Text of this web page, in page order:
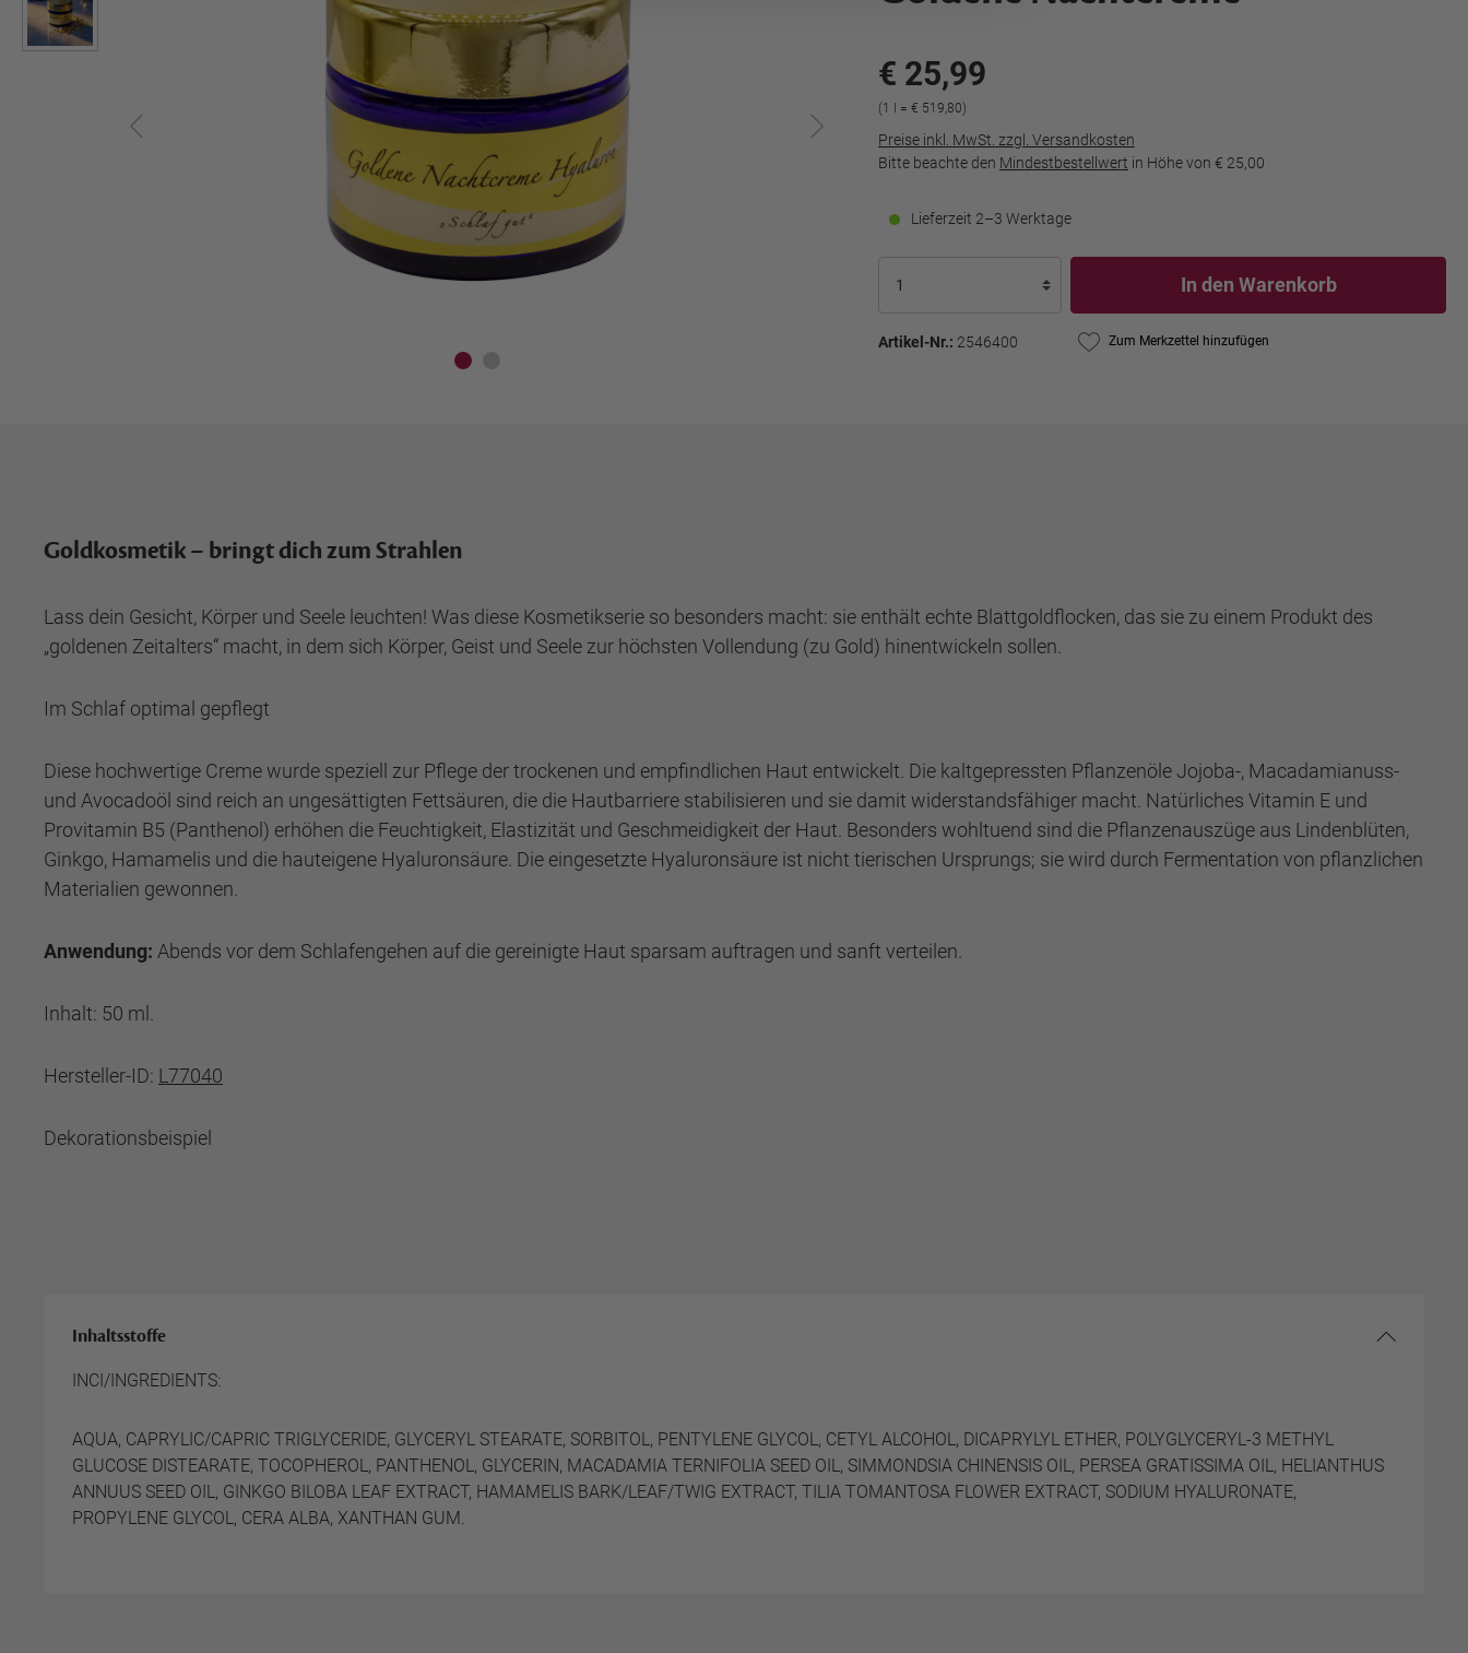
€ 25,99
(1 l = € 519,80)
Preise inkl. MwSt. zzgl. Versandkosten
Bitte beachte den Mindestbestellwert in Höhe von € 25,00
Lieferzeit 2–3 Werktage
In den Warenkorb
Artikel-Nr.: 2546400 Zum Merkzettel hinzufügen
Goldkosmetik – bringt dich zum Strahlen
Lass dein Gesicht, Körper und Seele leuchten! Was diese Kosmetikserie so besonders macht: sie enthält echte Blattgoldflocken, das sie zu einem Produkt des
„goldenen Zeitalters“ macht, in dem sich Körper, Geist und Seele zur höchsten Vollendung (zu Gold) hinentwickeln sollen.
Im Schlaf optimal gepflegt
Diese hochwertige Creme wurde speziell zur Pflege der trockenen und empfindlichen Haut entwickelt. Die kaltgepressten Pflanzenöle Jojoba-, Macadamianuss-
und Avocadoöl sind reich an ungesättigten Fettsäuren, die die Hautbarriere stabilisieren und sie damit widerstandsfähiger macht. Natürliches Vitamin E und
Provitamin B5 (Panthenol) erhöhen die Feuchtigkeit, Elastizität und Geschmeidigkeit der Haut. Besonders wohltuend sind die Pflanzenauszüge aus Lindenblüten,
Ginkgo, Hamamelis und die hauteigene Hyaluronsäure. Die eingesetzte Hyaluronsäure ist nicht tierischen Ursprungs; sie wird durch Fermentation von pflanzlichen
Materialien gewonnen.
Anwendung: Abends vor dem Schlafengehen auf die gereinigte Haut sparsam auftragen und sanft verteilen.
Inhalt: 50 ml.
Hersteller-ID: L77040
Dekorationsbeispiel
Inhaltsstoffe
INCI/INGREDIENTS:
AQUA, CAPRYLIC/CAPRIC TRIGLYCERIDE, GLYCERYL STEARATE, SORBITOL, PENTYLENE GLYCOL, CETYL ALCOHOL, DICAPRYLYL ETHER, POLYGLYCERYL-3 METHYL
GLUCOSE DISTEARATE, TOCOPHEROL, PANTHENOL, GLYCERIN, MACADAMIA TERNIFOLIA SEED OIL, SIMMONDSIA CHINENSIS OIL, PERSEA GRATISSIMA OIL, HELIANTHUS
ANNUUS SEED OIL, GINKGO BILOBA LEAF EXTRACT, HAMAMELIS BARK/LEAF/TWIG EXTRACT, TILIA TOMANTOSA FLOWER EXTRACT, SODIUM HYALURONATE,
PROPYLENE GLYCOL, CERA ALBA, XANTHAN GUM.